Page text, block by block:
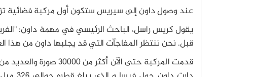
عند وصول داون إلى سيريس ستكون أول مركبة فضائية
يقول كريس راسل، الباحث الرئيسي في مهمة داون:
قبل. نحن ننتظر المفاجآت التي قد يجلبها داون من هذا
قدمت المركبة حتى